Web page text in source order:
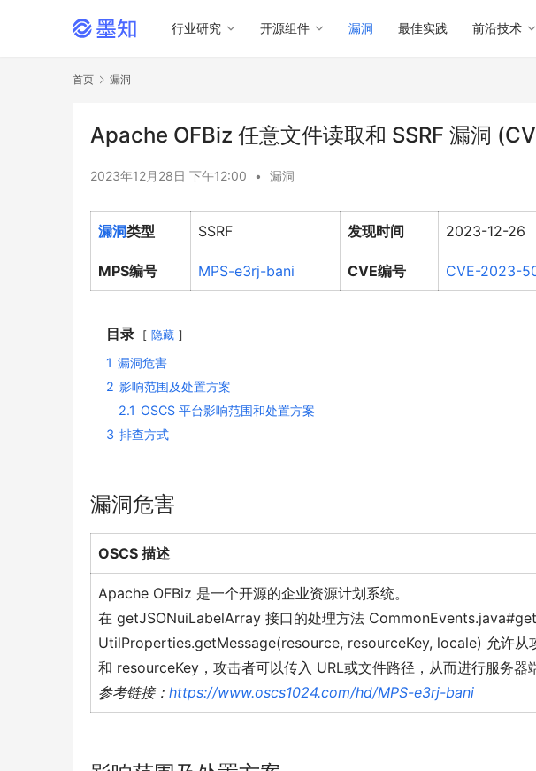
行业研究 开源组件 漏洞 最佳实践 前沿技术
首页 漏洞
Apache OFBiz 任意文件读取和 SSRF 漏洞
2023年12月28日 下午12:00 • 漏洞
漏洞类型 SSRF 发现时间 2023-12-26
MPS编号 MPS-e3rj-bani CVE编号 CVE-2023-
目录 隐藏
1 漏洞危害
2 影响范围及处置方案
2.1 OSCS 平台影响范围和处置方案
3 排查方式
漏洞危害
OSCS 描述
Apache OFBiz 是一个开源的企业资源计划系统。
在 getJSONuiLabelArray 接口的处理方法
UtilProperties.getMessage(resource, resourceKey, locale) 允许
和 resourceKey，攻击者可以传入 URL或文件路径，从而进行服务器
参考链接： https://www.oscs1024.com/hd/MPS-e3rj-bani